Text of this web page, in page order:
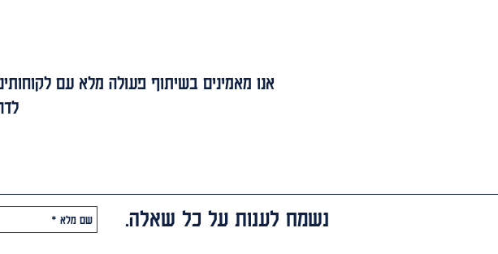
אנו מאמינים בשיתוף פעולה מלא עם
נשמח לענות על כל שאלה.